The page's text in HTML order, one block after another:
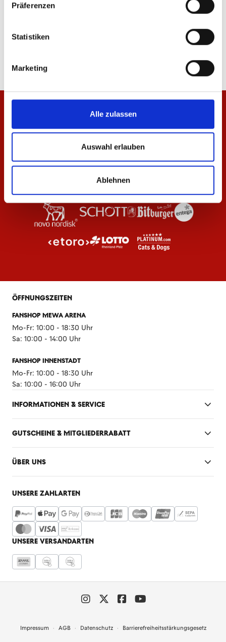
Präferenzen
Statistiken
Marketing
Alle zulassen
Auswahl erlauben
Ablehnen
ÖFFNUNGSZEITEN
FANSHOP MEWA ARENA
Mo-Fr: 10:00 - 18:30 Uhr
Sa: 10:00 - 14:00 Uhr
FANSHOP INNENSTADT
Mo-Fr: 10:00 - 18:30 Uhr
Sa: 10:00 - 16:00 Uhr
INFORMATIONEN & SERVICE
GUTSCHEINE & MITGLIEDERRABATT
ÜBER UNS
UNSERE ZAHLARTEN
UNSERE VERSANDARTEN
Impressum AGB Datenschutz Barrierefreiheitsstärkungsgesetz